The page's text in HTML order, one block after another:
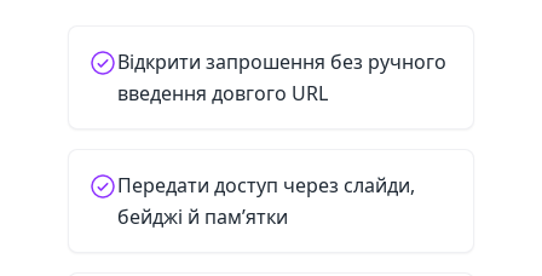
Відкрити запрошення без ручного
введення довгого URL
Передати доступ через слайди,
бейджі й пам’ятки